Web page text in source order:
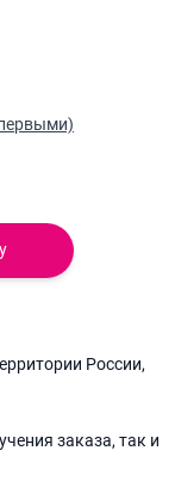
России,
заказа, так и